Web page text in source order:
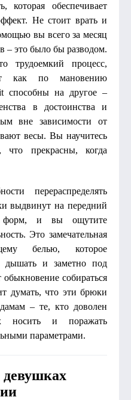
которая обеспечивает
Не стоит врать и
вы всего за месяц
– это было бы разводом.
трудоемкий процесс,
как по мановению
способны на другое –
в достоинства и
вне зависимости от
весы. Вы научитесь
прекрасны, когда
перераспределять
выдвинут на передний
форм, и вы ощутите
Это замечательная
белью, которое
дышать и заметно под
собираться
думать, что эти брюки
– те, кто доволен
носить и поражать
параметрами.